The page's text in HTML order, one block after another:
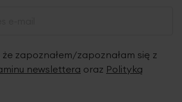
zapoznałem/zapoznałam się z
newslettera oraz Polityką